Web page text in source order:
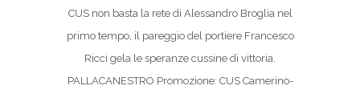
CUS non basta la rete di Alessandro Broglia nel
primo tempo, il pareggio del portiere Francesco
Ricci gela le speranze cussine di vittoria.
PALLACANESTRO Promozione: CUS Camerino-